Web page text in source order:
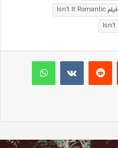
فیلم Isn’t It Romantic
پینتریستReddit
VKontakteواتس آپ